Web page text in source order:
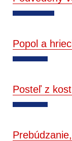
Popol a
Posteľ z